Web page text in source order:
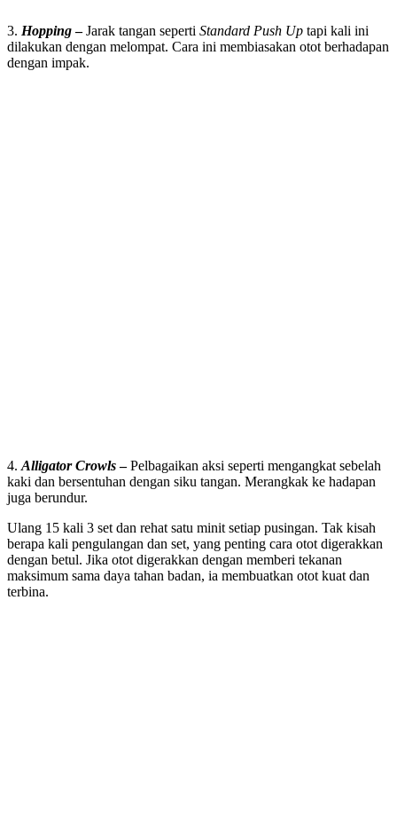
3. Hopping–Jarak tangan seperti Standard Push Up tapi kali ini
dilakukan dengan melompat. Cara ini membiasakan otot berhadapan
dengan impak.
4. Alligator Crowls–Pelbagaikan aksi seperti mengangkat sebelah
kaki dan bersentuhan dengan siku tangan. Merangkak ke hadapan
juga berundur.
Ulang 15 kali 3 set dan rehat satu minit setiap pusingan. Tak kisah
berapa kali pengulangan dan set, yang penting cara otot digerakkan
dengan betul. Jika otot digerakkan dengan memberi tekanan
maksimum sama daya tahan badan, ia membuatkan otot kuat dan
terbina.